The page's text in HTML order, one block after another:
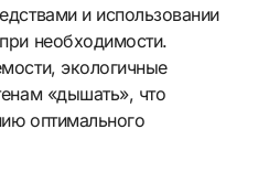
и использовании
необходимости.
экологичные
«дышать», что
оптимального